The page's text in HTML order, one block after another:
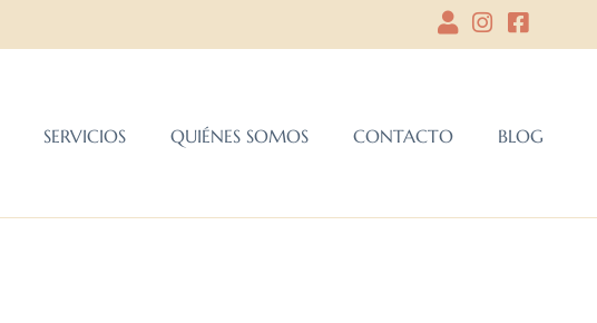
SERVICIOS QUIÉNES SOMOS CONTACTO BLOG